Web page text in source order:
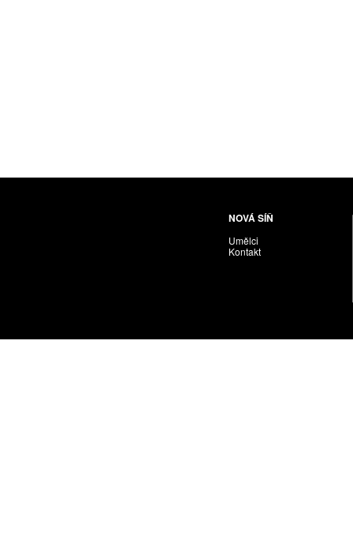
NOVÁ SÍŇ
Umělci
Kontakt